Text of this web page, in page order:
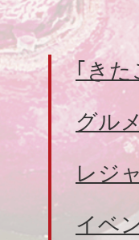
｢きた
グル
レジ
イベ